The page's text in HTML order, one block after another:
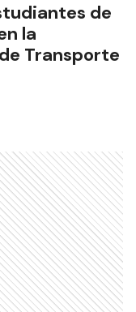
de
la
Transporte